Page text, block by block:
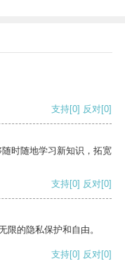
支持[0] 反对[0]
时随地学习新知识，拓宽
支持[0] 反对[0]
限的隐私保护和自由。
支持[0] 反对[0]